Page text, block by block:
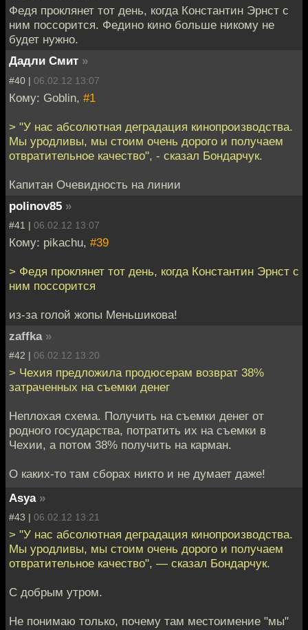
Федя проклянет тот день, когда Константин Эрнст с
ним поссорится. Федино кино больше никому не
будет нужно.
Дадли Смит »
#40 | 06.02.12 13:07
Кому: Goblin, #1
> "У нас абсолютная деградация кинопроизводства.
Мы уродливы, мы стоим очень дорого и получаем
отвратительное качество", - сказал Бондарчук.
Капитан Очевидность на линии
polinov85 »
#41 | 06.02.12 13:07
Кому: pikachu, #39
> Федя проклянет тот день, когда Константин Эрнст с
ним поссорится
из-за голой жопы Меньшикова!
zaffka »
#42 | 06.02.12 13:20
> Чехия предложила продюсерам возврат 38%
затраченных на съемки денег
Неплохая схема. Получить на съемки денег от
родного государства, потратить их на съемки в
Чехии, а потом 38% получить на карман.
О каких-то там сборах никто и не думает даже!
Asya »
#43 | 06.02.12 13:21
> "У нас абсолютная деградация кинопроизводства.
Мы уродливы, мы стоим очень дорого и получаем
отвратительное качество", — сказал Бондарчук.
С добрым утром.
Не понимаю только, почему там местоимение "мы"